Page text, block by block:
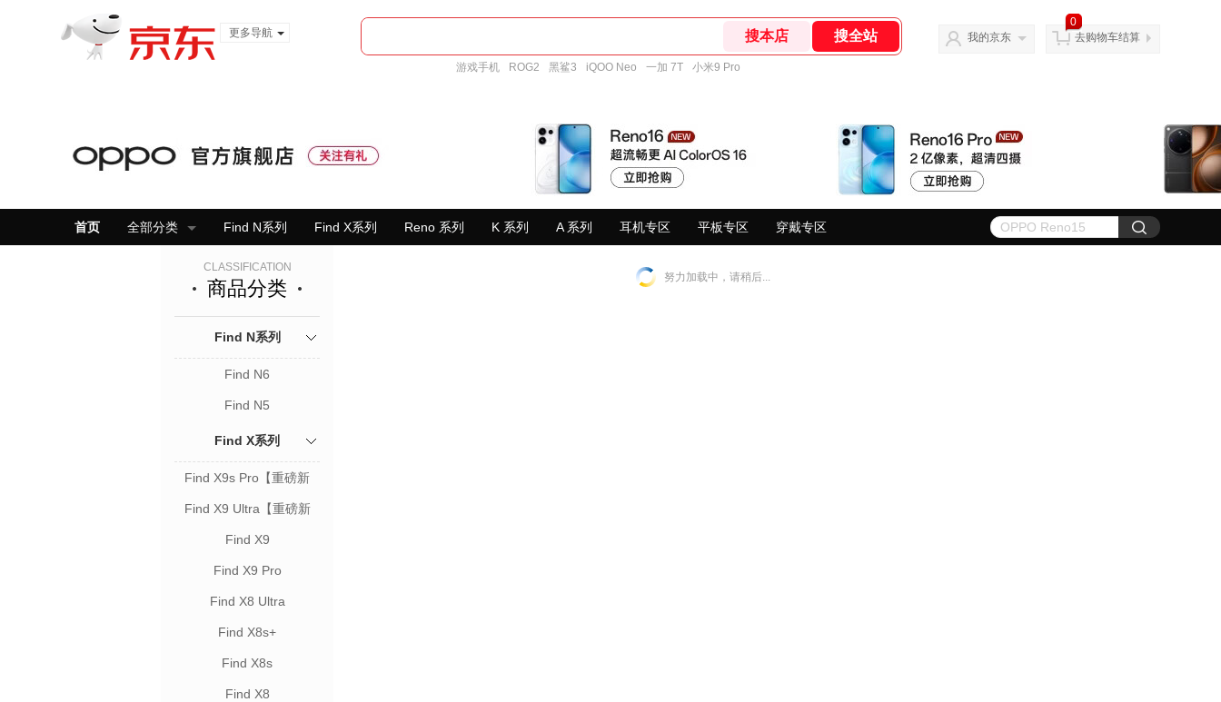
更多导航
游戏手机 ROG2 黑鲨3 iQOO Neo 一加 7T 小米9 Pro
我的京东
0
去购物车结算
首页 全部分类 Find N系列 Find X系列 Reno 系列 K 系列 A 系列 耳机专区 平板专区 穿戴专区
CLASSIFICATION
商品分类
Find N系列
Find N6
Find N5
Find X系列
Find X9s Pro【重磅新
Find X9 Ultra【重磅新
Find X9
Find X9 Pro
Find X8 Ultra
Find X8s+
Find X8s
Find X8
努力加载中，请稍后...